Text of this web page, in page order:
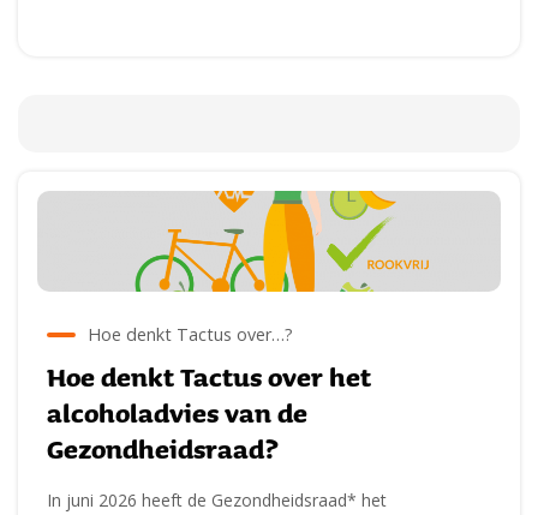
Hoe denkt Tactus over…?
Hoe denkt Tactus over het
alcoholadvies van de
Gezondheidsraad?
In juni 2026 heeft de Gezondheidsraad* het